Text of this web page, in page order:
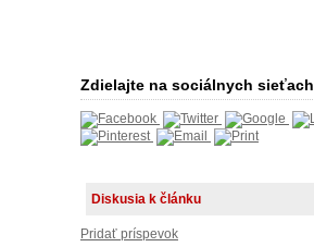
Zdielajte na sociálnych sieťach
Diskusia k článku
Pridať príspevok